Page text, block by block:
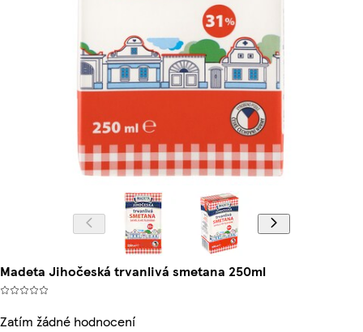
Madeta Jihočeská trvanlivá smetana 250ml
Zatím žádné hodnocení